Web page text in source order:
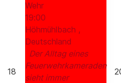
18
Wehr
19:00
Höhmühlbach ,
Deutschland
Der Alltag eines
Feuerwehrkameraden
sieht immer